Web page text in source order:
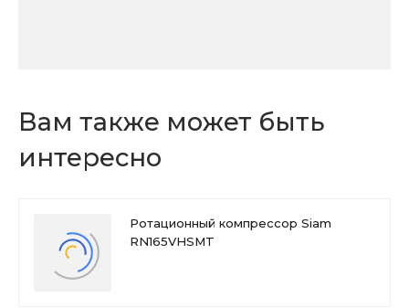
Вам также может быть
интересно
Ротационный компрессор Siam
RN165VHSMT